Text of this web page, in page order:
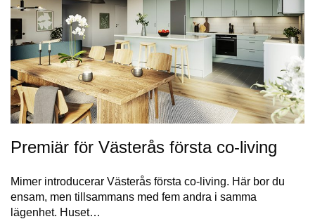
Premiär för Västerås första co-living
Mimer introducerar Västerås första co-living. Här bor du
ensam, men tillsammans med fem andra i samma
lägenhet. Huset…